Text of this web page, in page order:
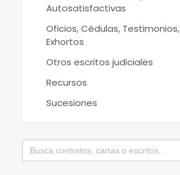
Autosatisfactivas
Oficios, Cédulas, Testimonios,
Exhortos
Otros escritos judiciales
Recursos
Sucesiones
Buscar: